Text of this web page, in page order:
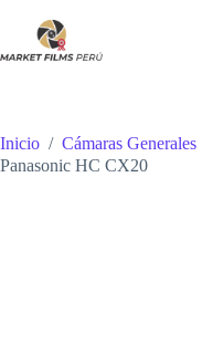
contenido
Inicio / Cámaras Generales
Panasonic HC CX20